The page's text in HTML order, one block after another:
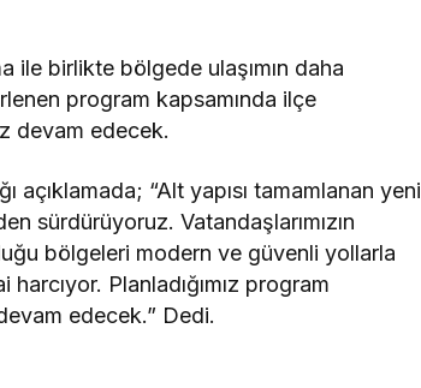
ile birlikte bölgede ulaşımın daha
program kapsamında ilçe
devam edecek.
açıklamada; “Alt yapısı tamamlanan yeni
sürdürüyoruz. Vatandaşlarımızın
bölgeleri modern ve güvenli yollarla
Planladığımız program
edecek.” Dedi.